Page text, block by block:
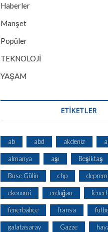
Haberler
Manşet
Popüler
TEKNOLOJİ
YAŞAM
ETİKETLER
ab abd akdeniz
almanya aşı Beşiktaş
Buse Gülin chp deprem
ekonomi erdoğan
fenerbahçe fransa
galatasaray Gazze